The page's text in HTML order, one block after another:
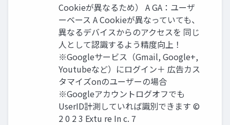
Cookieが異なるため） A GA：ユーザ
ーベース A Cookieが異なっていても、
異なるデバイスからのアクセスを 同じ
人として認識するよう精度向上！
※Googleサービス（Gmail, Google+,
Youtubeなど）にログイン＋ 広告カス
タマイズonのユーザーの場合
※Googleアカウントログオフでも
UserID計測していれば識別できます ©
2 0 2 3 Extu re In c. 7